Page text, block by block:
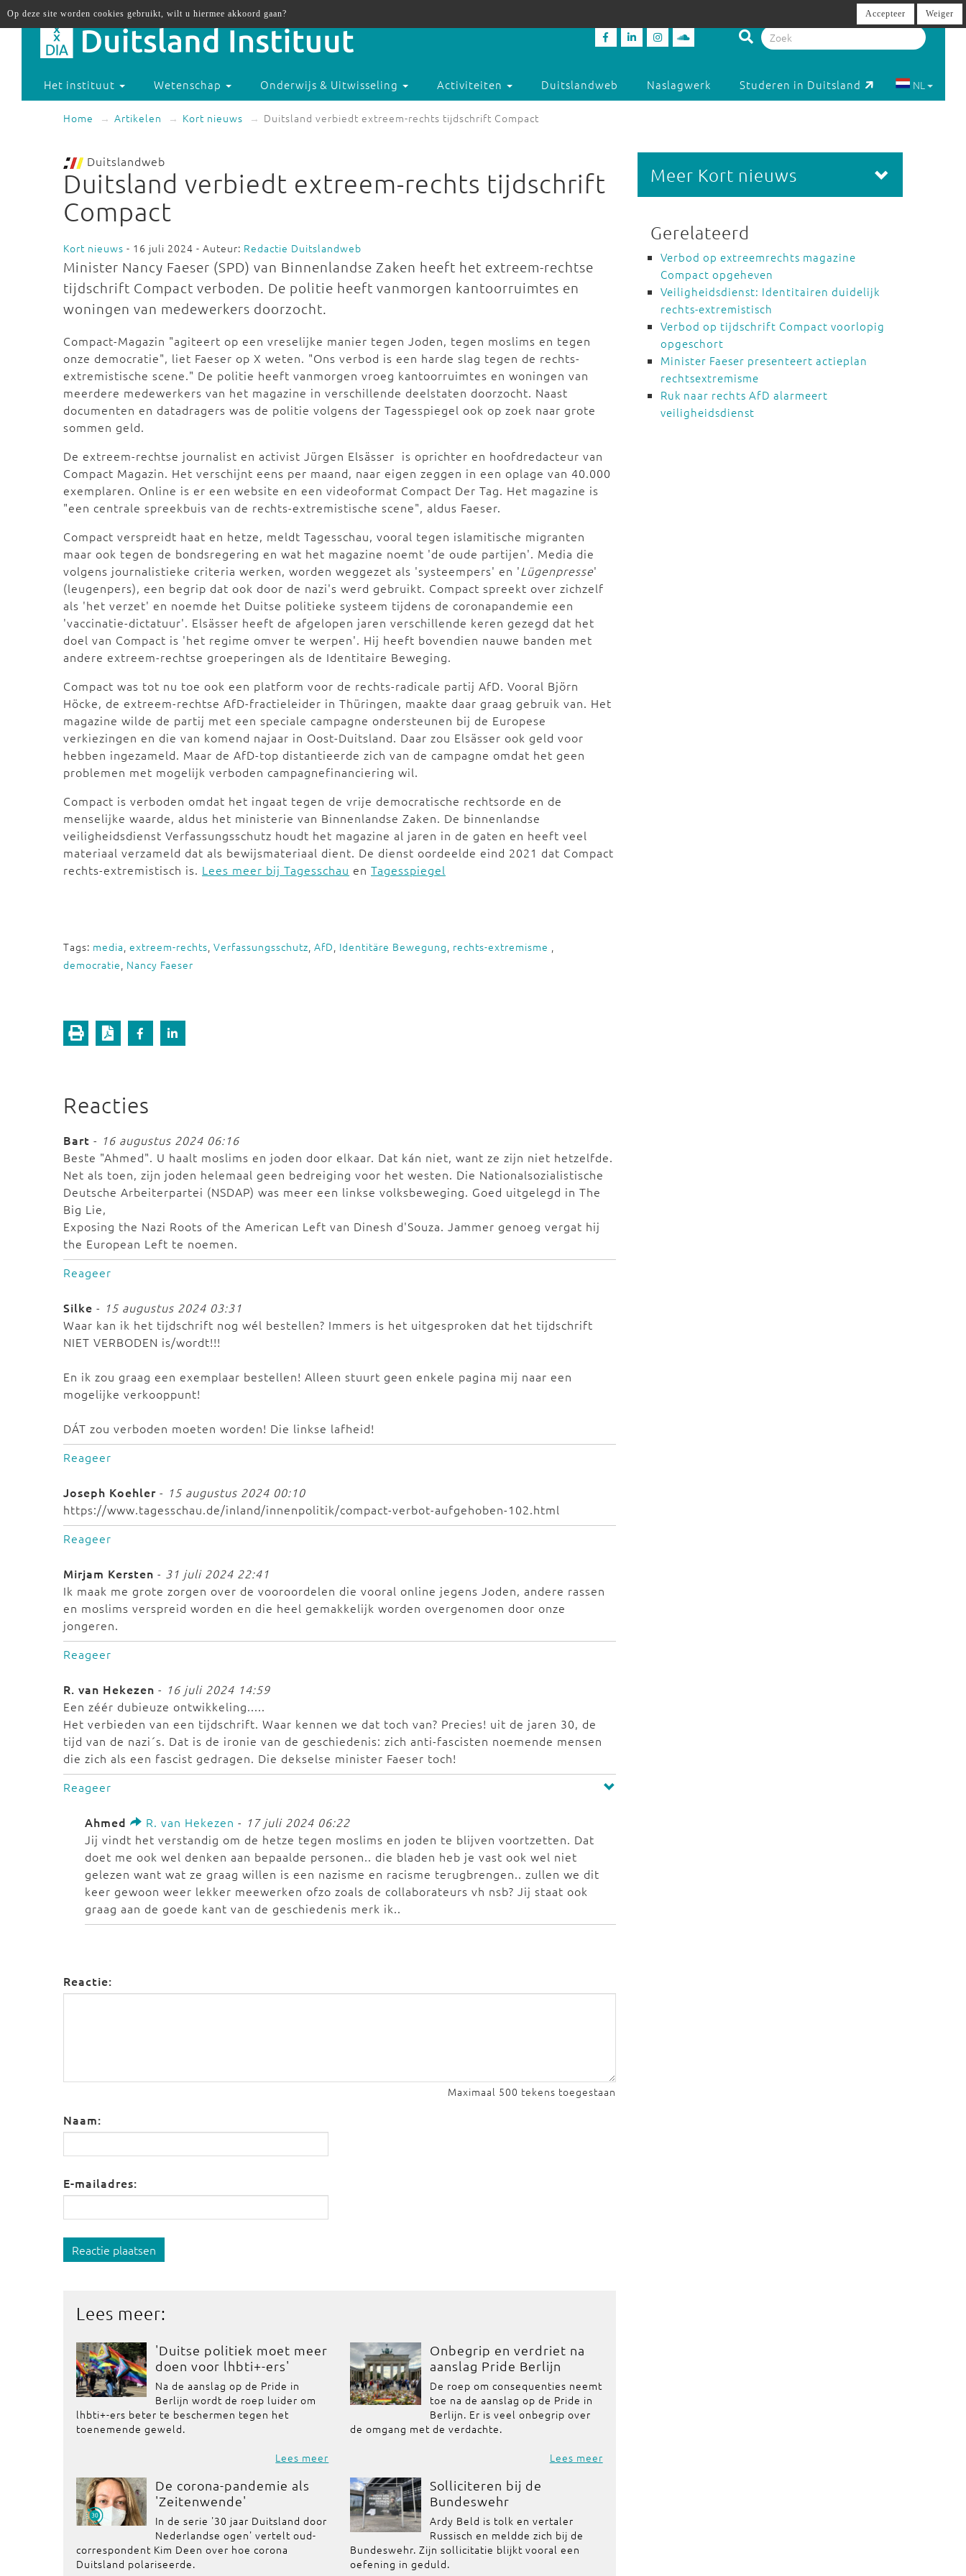
Het instituut Wetenschap Onderwijs & Uitwisseling Activiteiten Duitslandweb Naslagwerk Studeren in Duitsland NL
Home Artikelen Kort nieuws Duitsland verbiedt extreem-rechts tijdschrift Compact
Duitslandweb
Duitsland verbiedt extreem-rechts tijdschrift
Compact
Kort nieuws - 16 juli 2024 - Auteur: Redactie Duitslandweb
Minister Nancy Faeser (SPD) van Binnenlandse Zaken heeft het extreem-rechtse
tijdschrift Compact verboden. De politie heeft vanmorgen kantoorruimtes en
woningen van medewerkers doorzocht.
Compact-Magazin "agiteert op een vreselijke manier tegen Joden, tegen moslims en tegen
onze democratie", liet Faeser op X weten. "Ons verbod is een harde slag tegen de rechts-
extremistische scene." De politie heeft vanmorgen vroeg kantoorruimtes en woningen van
meerdere medewerkers van het magazine in verschillende deelstaten doorzocht. Naast
documenten en datadragers was de politie volgens der Tagesspiegel ook op zoek naar grote
sommen geld.
De extreem-rechtse journalist en activist Jürgen Elsässer is oprichter en hoofdredacteur van
Compact Magazin. Het verschijnt eens per maand, naar eigen zeggen in een oplage van 40.000
exemplaren. Online is er een website en een videoformat Compact Der Tag. Het magazine is
"een centrale spreekbuis van de rechts-extremistische scene", aldus Faeser.
Compact verspreidt haat en hetze, meldt Tagesschau, vooral tegen islamitische migranten
maar ook tegen de bondsregering en wat het magazine noemt 'de oude partijen'. Media die
volgens journalistieke criteria werken, worden weggezet als 'systeempers' en 'Lügenpresse'
(leugenpers), een begrip dat ook door de nazi's werd gebruikt. Compact spreekt over zichzelf
als 'het verzet' en noemde het Duitse politieke systeem tijdens de coronapandemie een
'vaccinatie-dictatuur'. Elsässer heeft de afgelopen jaren verschillende keren gezegd dat het
doel van Compact is 'het regime omver te werpen'. Hij heeft bovendien nauwe banden met
andere extreem-rechtse groeperingen als de Identitaire Beweging.
Compact was tot nu toe ook een platform voor de rechts-radicale partij AfD. Vooral Björn
Höcke, de extreem-rechtse AfD-fractieleider in Thüringen, maakte daar graag gebruik van. Het
magazine wilde de partij met een speciale campagne ondersteunen bij de Europese
verkiezingen en die van komend najaar in Oost-Duitsland. Daar zou Elsässer ook geld voor
hebben ingezameld. Maar de AfD-top distantieerde zich van de campagne omdat het geen
problemen met mogelijk verboden campagnefinanciering wil.
Compact is verboden omdat het ingaat tegen de vrije democratische rechtsorde en de
menselijke waarde, aldus het ministerie van Binnenlandse Zaken. De binnenlandse
veiligheidsdienst Verfassungsschutz houdt het magazine al jaren in de gaten en heeft veel
materiaal verzameld dat als bewijsmateriaal dient. De dienst oordeelde eind 2021 dat Compact
rechts-extremistisch is. Lees meer bij Tagesschau en Tagesspiegel
Tags: media, extreem-rechts, Verfassungsschutz, AfD, Identitäre Bewegung, rechts-extremisme ,
democratie, Nancy Faeser
Reacties
Bart - 16 augustus 2024 06:16
Beste "Ahmed". U haalt moslims en joden door elkaar. Dat kán niet, want ze zijn niet hetzelfde.
Net als toen, zijn joden helemaal geen bedreiging voor het westen. Die Nationalsozialistische
Deutsche Arbeiterpartei (NSDAP) was meer een linkse volksbeweging. Goed uitgelegd in The
Big Lie,
Exposing the Nazi Roots of the American Left van Dinesh d'Souza. Jammer genoeg vergat hij
the European Left te noemen.
Reageer
Silke - 15 augustus 2024 03:31
Waar kan ik het tijdschrift nog wél bestellen? Immers is het uitgesproken dat het tijdschrift
NIET VERBODEN is/wordt!!!
En ik zou graag een exemplaar bestellen! Alleen stuurt geen enkele pagina mij naar een
mogelijke verkooppunt!
DÁT zou verboden moeten worden! Die linkse lafheid!
Reageer
Joseph Koehler - 15 augustus 2024 00:10
https://www.tagesschau.de/inland/innenpolitik/compact-verbot-aufgehoben-102.html
Reageer
Mirjam Kersten - 31 juli 2024 22:41
Ik maak me grote zorgen over de vooroordelen die vooral online jegens Joden, andere rassen
en moslims verspreid worden en die heel gemakkelijk worden overgenomen door onze
jongeren.
Reageer
R. van Hekezen - 16 juli 2024 14:59
Een zéér dubieuze ontwikkeling.....
Het verbieden van een tijdschrift. Waar kennen we dat toch van? Precies! uit de jaren 30, de
tijd van de nazi´s. Dat is de ironie van de geschiedenis: zich anti-fascisten noemende mensen
die zich als een fascist gedragen. Die dekselse minister Faeser toch!
Reageer
Ahmed R. van Hekezen - 17 juli 2024 06:22
Jij vindt het verstandig om de hetze tegen moslims en joden te blijven voortzetten. Dat
doet me ook wel denken aan bepaalde personen.. die bladen heb je vast ook wel niet
gelezen want wat ze graag willen is een nazisme en racisme terugbrengen.. zullen we dit
keer gewoon weer lekker meewerken ofzo zoals de collaborateurs vh nsb? Jij staat ook
graag aan de goede kant van de geschiedenis merk ik..
Reactie:
Maximaal 500 tekens toegestaan
Naam:
E-mailadres:
Reactie plaatsen
Lees meer:
'Duitse politiek moet meer
doen voor lhbti+-ers'
Na de aanslag op de Pride in
Berlijn wordt de roep luider om
lhbti+-ers beter te beschermen tegen het
toenemende geweld.
Lees meer
Onbegrip en verdriet na
aanslag Pride Berlijn
De roep om consequenties neemt
toe na de aanslag op de Pride in
Berlijn. Er is veel onbegrip over
de omgang met de verdachte.
Lees meer
De corona-pandemie als
'Zeitenwende'
In de serie '30 jaar Duitsland door
Nederlandse ogen' vertelt oud-
correspondent Kim Deen over hoe corona
Duitsland polariseerde.
Solliciteren bij de
Bundeswehr
Ardy Beld is tolk en vertaler
Russisch en meldde zich bij de
Bundeswehr. Zijn sollicitatie blijkt vooral een
oefening in geduld.
Meer Kort nieuws
Gerelateerd
Verbod op extreemrechts magazine
Compact opgeheven
Veiligheidsdienst: Identitairen duidelijk
rechts-extremistisch
Verbod op tijdschrift Compact voorlopig
opgeschort
Minister Faeser presenteert actieplan
rechtsextremisme
Ruk naar rechts AfD alarmeert
veiligheidsdienst
Op deze site worden cookies gebruikt, wilt u hiermee akkoord gaan? Accepteer Weiger